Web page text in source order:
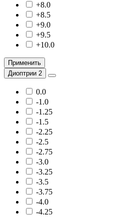
+8.0
+8.5
+9.0
+9.5
+10.0
Применить
Диоптрии 2
0.0
-1.0
-1.25
-1.5
-2.25
-2.5
-2.75
-3.0
-3.25
-3.5
-3.75
-4.0
-4.25